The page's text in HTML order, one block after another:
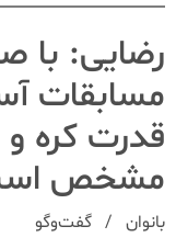
رضایی: با
مسابقات
قدرت کره و
مشخص
بانوان گفت‌و‌گو